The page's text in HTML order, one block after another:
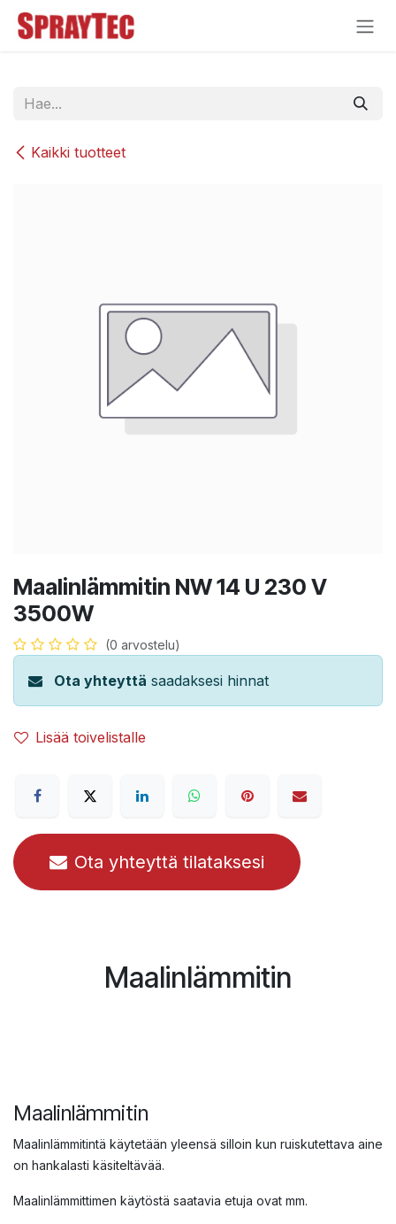
Siirry sisältöön
Kaikki tuotteet
Maalinlämmitin NW 14 U 230 V
3500W
(0 arvostelu)
Ota yhteyttä saadaksesi hinnat
Lisää toivelistalle
Ota yhteyttä tilataksesi
Maalinlämmitin
Maalinlämmitin
Maalinlämmitintä käytetään yleensä silloin kun ruiskutettava aine
on hankalasti käsiteltävää.
Maalinlämmittimen käytöstä saatavia etuja ovat mm.